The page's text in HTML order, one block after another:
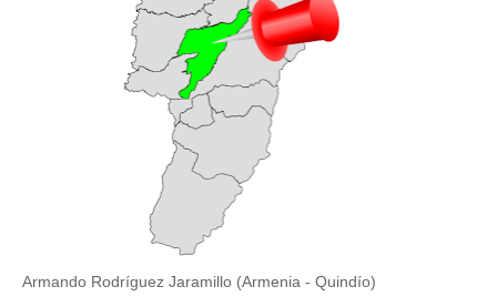
Armando Rodríguez Jaramillo (Armenia - Quindío)